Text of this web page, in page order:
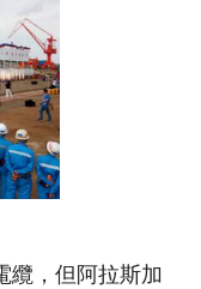
纜，但阿拉斯加